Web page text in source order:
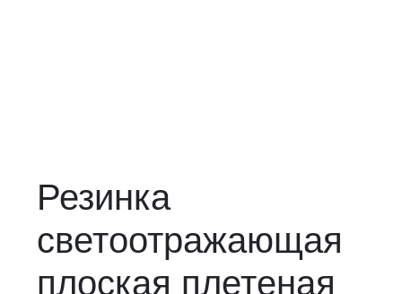
Резинка
светоотражающая
плоская плетеная